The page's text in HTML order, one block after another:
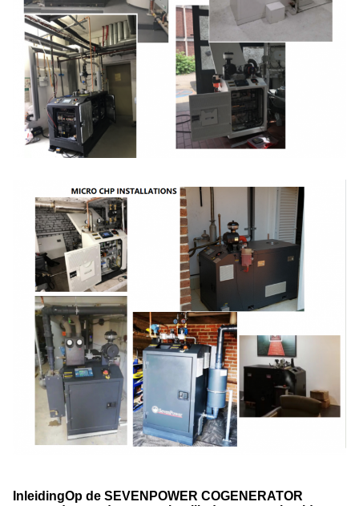
InleidingOp de SEVENPOWER COGENERATOR